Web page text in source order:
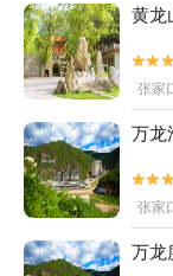
黄龙
张家
万龙
张家
万龙